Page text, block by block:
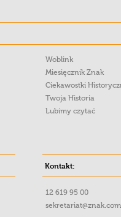
Woblink
Miesięcznik Znak
Ciekawostki
Twoja Historia
Lubimy czytać
Kontakt:
12 619 95 00